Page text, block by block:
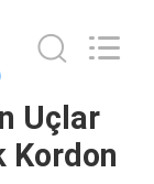
Uçlar
Kordon